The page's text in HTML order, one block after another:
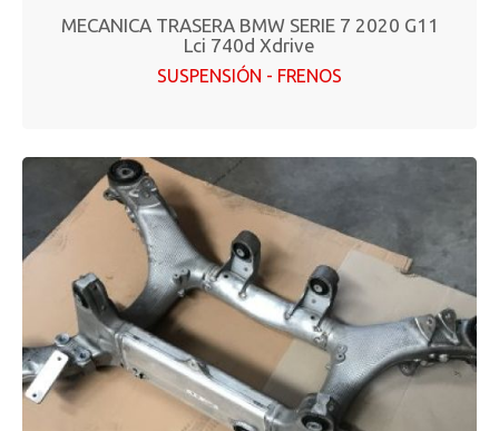
MECANICA TRASERA BMW SERIE 7 2020 G11
Lci 740d Xdrive
SUSPENSIÓN - FRENOS